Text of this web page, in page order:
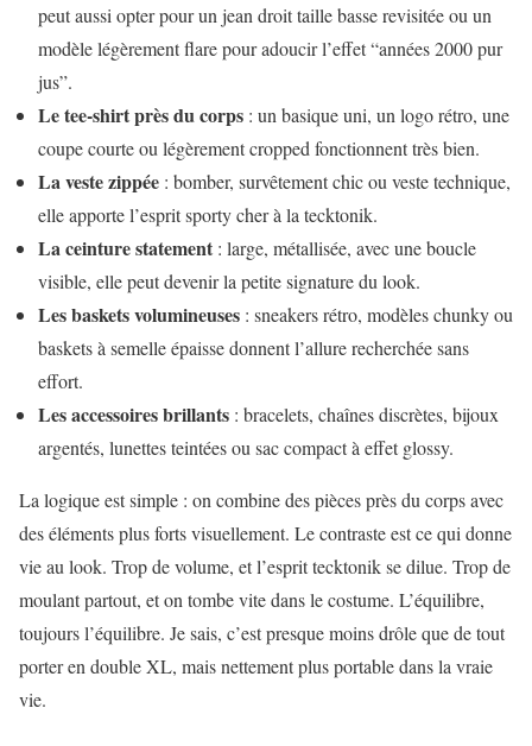
peut aussi opter pour un jean droit taille basse revisitée ou un
modèle légèrement flare pour adoucir l’effet “années 2000 pur
jus”.
Le tee-shirt près du corps : un basique uni, un logo rétro, une
coupe courte ou légèrement cropped fonctionnent très bien.
La veste zippée : bomber, survêtement chic ou veste technique,
elle apporte l’esprit sporty cher à la tecktonik.
La ceinture statement : large, métallisée, avec une boucle
visible, elle peut devenir la petite signature du look.
Les baskets volumineuses : sneakers rétro, modèles chunky ou
baskets à semelle épaisse donnent l’allure recherchée sans
effort.
Les accessoires brillants : bracelets, chaînes discrètes, bijoux
argentés, lunettes teintées ou sac compact à effet glossy.
La logique est simple : on combine des pièces près du corps avec
des éléments plus forts visuellement. Le contraste est ce qui donne
vie au look. Trop de volume, et l’esprit tecktonik se dilue. Trop de
moulant partout, et on tombe vite dans le costume. L’équilibre,
toujours l’équilibre. Je sais, c’est presque moins drôle que de tout
porter en double XL, mais nettement plus portable dans la vraie
vie.